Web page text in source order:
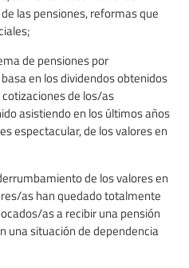
las pensiones, reformas que
de pensiones por
en los dividendos obtenidos
de los/as
asistiendo en los últimos años
espectacular, de los valores en
de los valores en
as han quedado totalmente
as a recibir una pensión
una situación de dependencia